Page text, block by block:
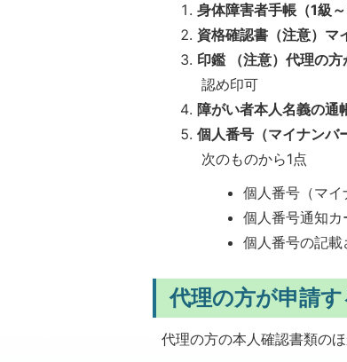
身体障害者手帳（1級
資格確認書（注意）マ
印鑑 （注意）代理の
認め印可
障がい者本人名義の通
個人番号（マイナンバ
次のものから1点
個人番号（マ
個人番号通知カ
個人番号の記
代理の方が申請
代理の方の本人確認書類の